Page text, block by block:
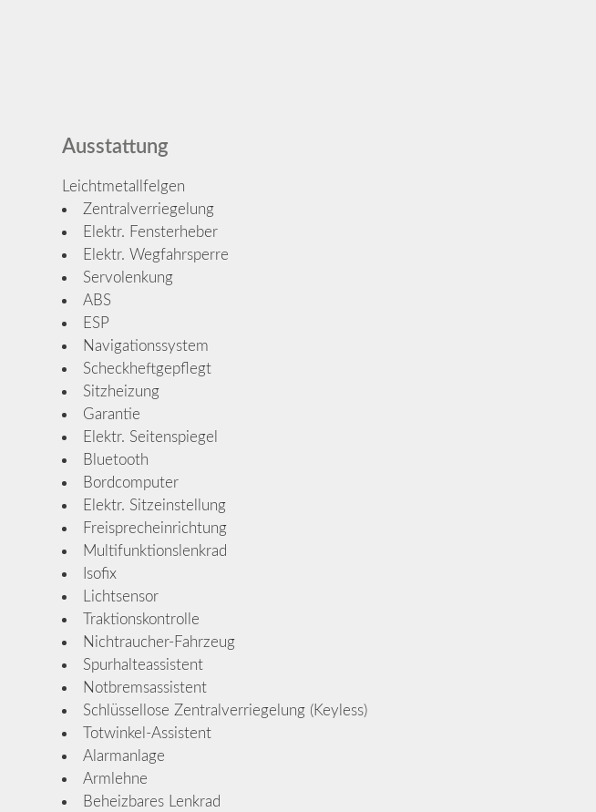
Ausstattung
Leichtmetallfelgen
Zentralverriegelung
Elektr. Fensterheber
Elektr. Wegfahrsperre
Servolenkung
ABS
ESP
Navigationssystem
Scheckheftgepflegt
Sitzheizung
Garantie
Elektr. Seitenspiegel
Bluetooth
Bordcomputer
Elektr. Sitzeinstellung
Freisprecheinrichtung
Multifunktionslenkrad
Isofix
Lichtsensor
Traktionskontrolle
Nichtraucher-Fahrzeug
Spurhalteassistent
Notbremsassistent
Schlüssellose Zentralverriegelung (Keyless)
Totwinkel-Assistent
Alarmanlage
Armlehne
Beheizbares Lenkrad